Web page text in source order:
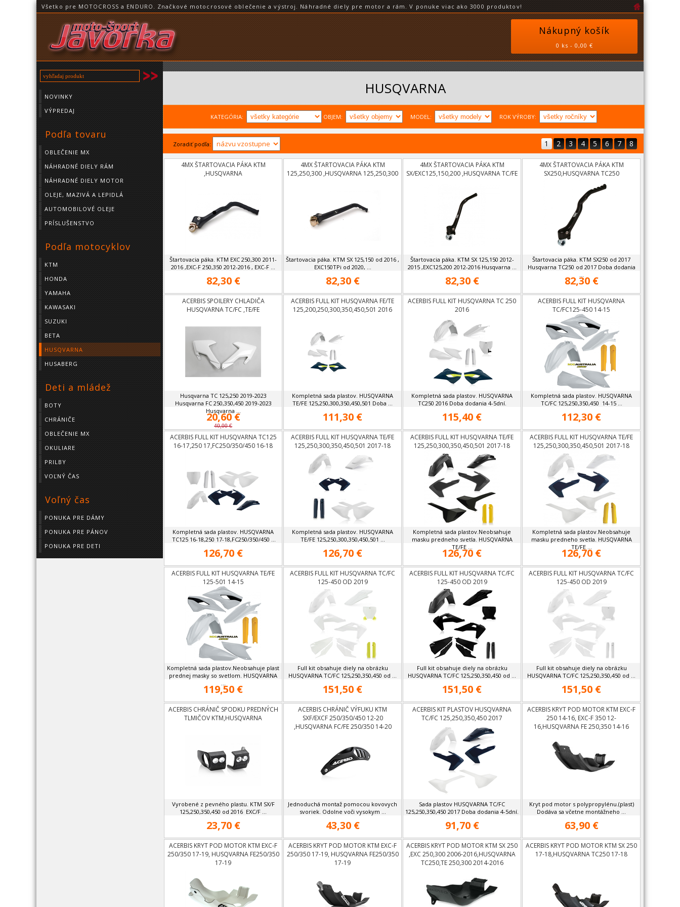
Všetko pre MOTOCROSS a ENDURO. Značkové motocrosové oblečenie a výstroj. Náhradné diely pre motor a rám. V ponuke viac ako 3000 produktov!
Nákupný košík
0 ks - 0,00 €
NOVINKY
VÝPREDAJ
Podľa tovaru
OBLEČENIE MX
NÁHRADNÉ DIELY RÁM
NÁHRADNÉ DIELY MOTOR
OLEJE, MAZIVÁ A LEPIDLÁ
AUTOMOBILOVÉ OLEJE
PRÍSLUŠENSTVO
Podľa motocyklov
KTM
HONDA
YAMAHA
KAWASAKI
SUZUKI
BETA
HUSQVARNA
HUSABERG
Deti a mládež
BOTY
CHRÁNIČE
OBLEČENIE MX
OKULIARE
PRILBY
VOĽNÝ ČAS
Voľný čas
PONUKA PRE DÁMY
PONUKA PRE PÁNOV
PONUKA PRE DETI
HUSQVARNA
KATEGÓRIA: OBJEM: MODEL: ROK VÝROBY:
Zoradiť podľa: 1 2 3 4 5 6 7 8
4MX ŠTARTOVACIA PÁKA KTM
,HUSQVARNA
Štartovacia páka. KTM EXC 250,300 2011-
2016 ,EXC-F 250,350 2012-2016 , EXC-F ...
82,30 €
4MX ŠTARTOVACIA PÁKA KTM
125,250,300 ,HUSQVARNA 125,250,300
Štartovacia páka. KTM SX 125,150 od 2016 ,
EXC150TPi od 2020, ...
82,30 €
4MX ŠTARTOVACIA PÁKA KTM
SX/EXC125,150,200 ,HUSQVARNA TC/FE
Štartovacia páka. KTM SX 125,150 2012-
2015 ,EXC125,200 2012-2016 Husqvarna ...
82,30 €
4MX ŠTARTOVACIA PÁKA KTM
SX250,HUSQVARNA TC250
Štartovacia páka. KTM SX250 od 2017
Husqvarna TC250 od 2017 Doba dodania
...
82,30 €
ACERBIS SPOILERY CHLADIČA
HUSQVARNA TC/FC ,TE/FE
Husqvarna TC 125,250 2019-2023
Husqvarna FC 250,350,450 2019-2023
Husqvarna ...
20,60 €
40,00 €
ACERBIS FULL KIT HUSQVARNA FE/TE
125,200,250,300,350,450,501 2016
Kompletná sada plastov. HUSQVARNA
TE/FE 125,250,300,350,450,501 Doba ...
111,30 €
ACERBIS FULL KIT HUSQVARNA TC 250
2016
Kompletná sada plastov. HUSQVARNA
TC250 2016 Doba dodania 4-5dní.
115,40 €
ACERBIS FULL KIT HUSQVARNA
TC/FC125-450 14-15
Kompletná sada plastov. HUSQVARNA
TC/FC 125,250,350,450 14-15 ...
112,30 €
ACERBIS FULL KIT HUSQVARNA TC125
16-17,250 17,FC250/350/450 16-18
Kompletná sada plastov. HUSQVARNA
TC125 16-18,250 17-18,FC250/350/450 ...
126,70 €
ACERBIS FULL KIT HUSQVARNA TE/FE
125,250,300,350,450,501 2017-18
Kompletná sada plastov. HUSQVARNA
TE/FE 125,250,300,350,450,501 ...
126,70 €
ACERBIS FULL KIT HUSQVARNA TE/FE
125,250,300,350,450,501 2017-18
Kompletná sada plastov.Neobsahuje
masku predneho svetla. HUSQVARNA
TE/FE ...
126,70 €
ACERBIS FULL KIT HUSQVARNA TE/FE
125,250,300,350,450,501 2017-18
Kompletná sada plastov.Neobsahuje
masku predneho svetla. HUSQVARNA
TE/FE ...
126,70 €
ACERBIS FULL KIT HUSQVARNA TE/FE
125-501 14-15
Kompletná sada plastov.Neobsahuje plast
prednej masky so svetlom. HUSQVARNA
...
119,50 €
ACERBIS FULL KIT HUSQVARNA TC/FC
125-450 OD 2019
Full kit obsahuje diely na obrázku
HUSQVARNA TC/FC 125,250,350,450 od ...
151,50 €
ACERBIS FULL KIT HUSQVARNA TC/FC
125-450 OD 2019
Full kit obsahuje diely na obrázku
HUSQVARNA TC/FC 125,250,350,450 od ...
151,50 €
ACERBIS FULL KIT HUSQVARNA TC/FC
125-450 OD 2019
Full kit obsahuje diely na obrázku
HUSQVARNA TC/FC 125,250,350,450 od ...
151,50 €
ACERBIS CHRÁNIČ SPODKU PREDNÝCH
TLMIČOV KTM,HUSQVARNA
Vyrobené z pevného plastu. KTM SX/F
125,250,350,450 od 2016 EXC/F ...
23,70 €
ACERBIS CHRÁNIČ VÝFUKU KTM
SXF/EXCF 250/350/450 12-20
,HUSQVARNA FC/FE 250/350 14-20
Jednoduchá montaž pomocou kovovych
svoriek. Odolne voči vysokym ...
43,30 €
ACERBIS KIT PLASTOV HUSQVARNA
TC/FC 125,250,350,450 2017
Sada plastov HUSQVARNA TC/FC
125,250,350,450 2017 Doba dodania 4-5dní.
91,70 €
ACERBIS KRYT POD MOTOR KTM EXC-F
250 14-16, EXC-F 350 12-
16,HUSQVARNA FE 250,350 14-16
Kryt pod motor s polypropylénu.(plast)
Dodáva sa včetne montážneho ...
63,90 €
ACERBIS KRYT POD MOTOR KTM EXC-F
250/350 17-19, HUSQVARNA FE250/350
17-19
ACERBIS KRYT POD MOTOR KTM EXC-F
250/350 17-19, HUSQVARNA FE250/350
17-19
ACERBIS KRYT POD MOTOR KTM SX 250
,EXC 250,300 2006-2016,HUSQVARNA
TC250,TE 250,300 2014-2016
ACERBIS KRYT POD MOTOR KTM SX 250
17-18,HUSQVARNA TC250 17-18